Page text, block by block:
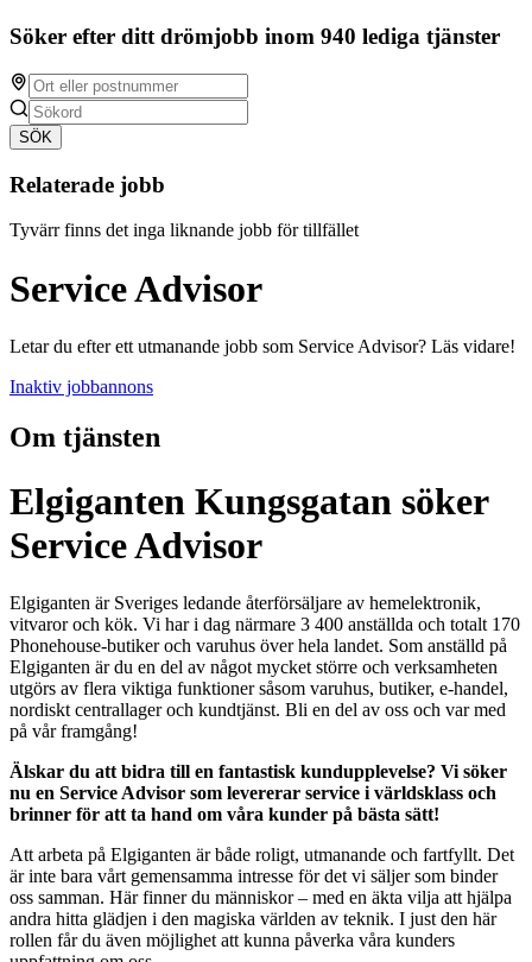
Söker efter ditt drömjobb inom 940 lediga tjänster
SÖK
Relaterade jobb
Tyvärr finns det inga liknande jobb för tillfället
Service Advisor
Letar du efter ett utmanande jobb som Service Advisor? Läs vidare!
Inaktiv jobbannons
Om tjänsten
Elgiganten Kungsgatan söker
Service Advisor
Elgiganten är Sveriges ledande återförsäljare av hemelektronik,
vitvaror och kök. Vi har i dag närmare 3 400 anställda och totalt 170
Phonehouse-butiker och varuhus över hela landet. Som anställd på
Elgiganten är du en del av något mycket större och verksamheten
utgörs av flera viktiga funktioner såsom varuhus, butiker, e-handel,
nordiskt centrallager och kundtjänst. Bli en del av oss och var med
på vår framgång!
Älskar du att bidra till en fantastisk kundupplevelse? Vi söker
nu en Service Advisor som levererar service i världsklass och
brinner för att ta hand om våra kunder på bästa sätt!
Att arbeta på Elgiganten är både roligt, utmanande och fartfyllt. Det
är inte bara vårt gemensamma intresse för det vi säljer som binder
oss samman. Här finner du människor – med en äkta vilja att hjälpa
andra hitta glädjen i den magiska världen av teknik. I just den här
rollen får du även möjlighet att kunna påverka våra kunders